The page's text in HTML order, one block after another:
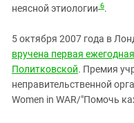
неясной этиологии 6.
5 октября 2007 года в
вручена первая
Политковской. Премия
неправительственной
Women in WAR/"Помочь